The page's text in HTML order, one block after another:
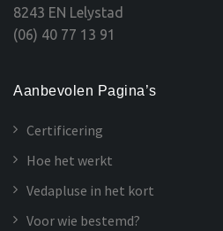
8243 EN Lelystad
(06) 40 77 13 91
Aanbevolen Pagina’s
Certificering
Hoe het werkt
Vedapluse in het kort
Voor wie bestemd?